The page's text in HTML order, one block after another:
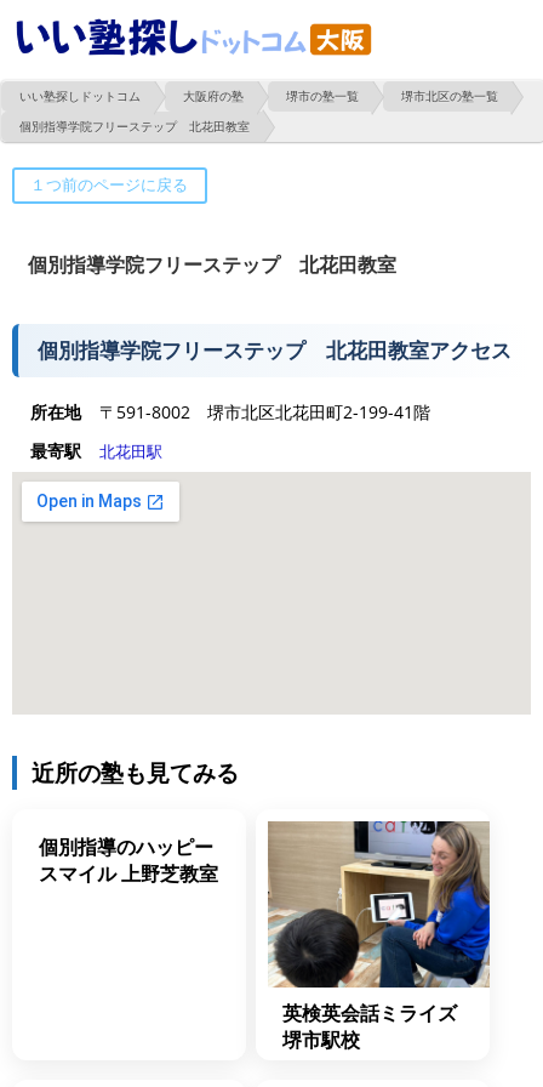
いい塾探しドットコム 大阪府の塾 堺市の塾一覧
堺市北区の塾一覧
個別指導学院フリーステップ 北花田教室
個別指導学院フリーステップ 北花田教室
個別指導学院フリーステップ 北花田教室アクセス
所在地
〒591-8002 堺市北区北花田町2-199-41階
最寄駅
北花田駅
近所の塾も見てみる
個別指導のハッピー
スマイル 上野芝教室
英検英会話ミライズ
堺市駅校